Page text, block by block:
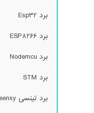
برد Esp32
برد ESP8266
برد Nodemcu
برد STM
برد تینسی Teensy